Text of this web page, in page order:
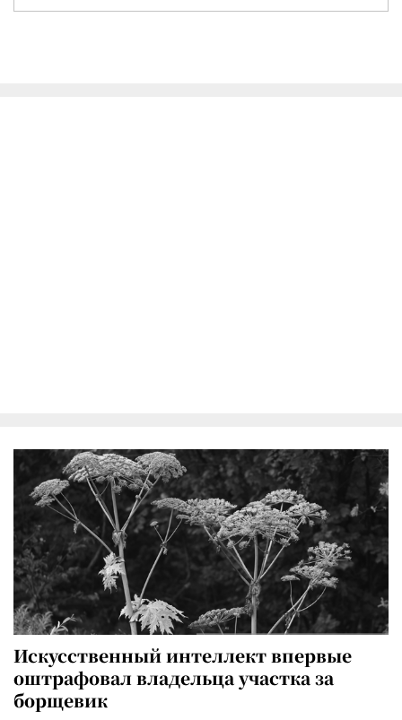
Искусственный интеллект впервые
оштрафовал владельца участка за
борщевик